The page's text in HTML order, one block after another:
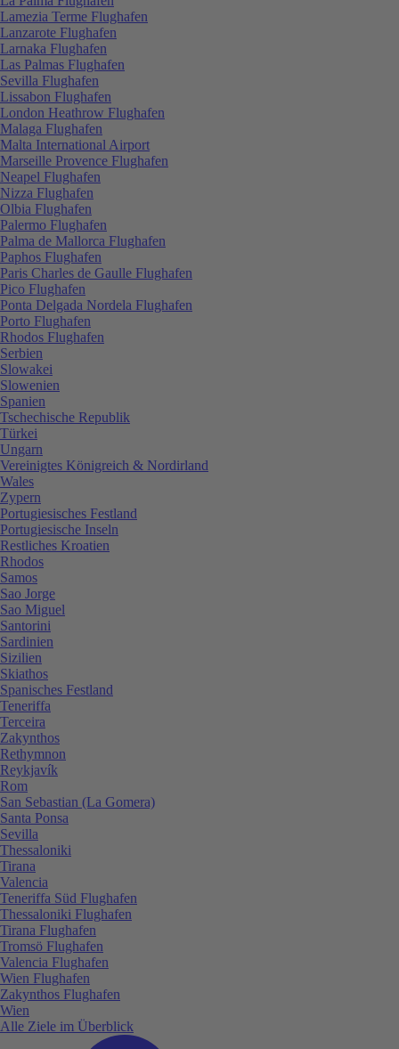
Lamezia Terme Flughafen
Lanzarote Flughafen
Larnaka Flughafen
Las Palmas Flughafen
Sevilla Flughafen
Lissabon Flughafen
London Heathrow Flughafen
Malaga Flughafen
Malta International Airport
Marseille Provence Flughafen
Neapel Flughafen
Nizza Flughafen
Olbia Flughafen
Palermo Flughafen
Palma de Mallorca Flughafen
Paphos Flughafen
Paris Charles de Gaulle Flughafen
Pico Flughafen
Ponta Delgada Nordela Flughafen
Porto Flughafen
Rhodos Flughafen
Serbien
Slowakei
Slowenien
Spanien
Tschechische Republik
Türkei
Ungarn
Vereinigtes Königreich & Nordirland
Wales
Zypern
Portugiesisches Festland
Portugiesische Inseln
Restliches Kroatien
Rhodos
Samos
Sao Jorge
Sao Miguel
Santorini
Sardinien
Sizilien
Skiathos
Spanisches Festland
Teneriffa
Terceira
Zakynthos
Rethymnon
Reykjavík
Rom
San Sebastian (La Gomera)
Santa Ponsa
Sevilla
Thessaloniki
Tirana
Valencia
Teneriffa Süd Flughafen
Thessaloniki Flughafen
Tirana Flughafen
Tromsö Flughafen
Valencia Flughafen
Wien Flughafen
Zakynthos Flughafen
Wien
Alle Ziele im Überblick